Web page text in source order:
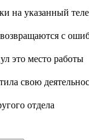
на указанный
с
это место работы
свою
отдела